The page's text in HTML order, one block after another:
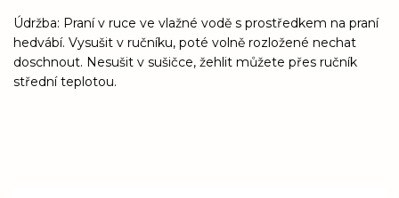
Údržba: Praní v ruce ve vlažné vodě s prostředkem na praní
hedvábí. Vysušit v ručníku, poté volně rozložené nechat
doschnout. Nesušit v sušičce, žehlit můžete přes ručník
střední teplotou.